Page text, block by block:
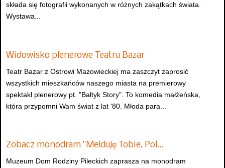
składa się fotografii wykonanych w różnych zakątkach świata.
Wystawa...
Widowisko plenerowe Teatru Bazar
Teatr Bazar z Ostrowi Mazowieckiej ma zaszczyt zaprosić
wszystkich mieszkańców naszego miasta na premierowy
spektakl plenerowy pt. "Bałtyk Story". To komedia małżeńska,
która przypomni Wam świat z lat '80. Młoda para...
Zobacz monodram "Melduję Tobie, Pol…
Muzeum Dom Rodziny Pileckich zaprasza na monodram